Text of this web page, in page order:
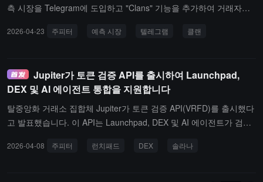
측 시장을 Telegram에 도입하고 "Clans" 기능을 추가하여 거래자들
했습니다.
2026-04-23 주피터 예측 시장 텔레그램 클랜
Jupiter가 토큰 검증 API를 출시하여 Launchpad,
DEX 및 AI 에이전트 통합을 지원합니다
탈중앙화 거래소 집합체 Jupiter가 토큰 검증 API(VRFD)를 출시했다
고 발표했습니다. 이 API는 Launchpad, DEX 및 AI 에이전트가 검증
해 프로그래밍 방식의 검증이 가능합니다.이 API는 세 단계 프로세스
2026-04-08 주피터 런치패드 DEX 솔라나